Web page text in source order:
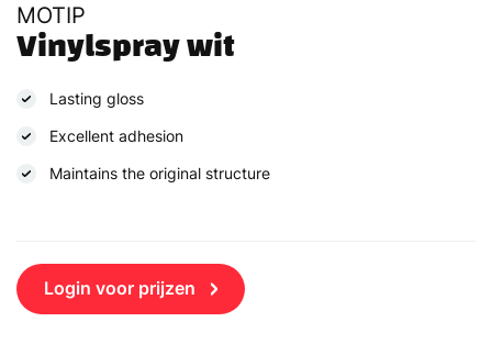
MOTIP
Vinylspray wit
Lasting gloss
Excellent adhesion
Maintains the original structure
Login voor prijzen